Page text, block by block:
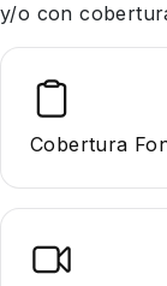
y/o con
Cobertura